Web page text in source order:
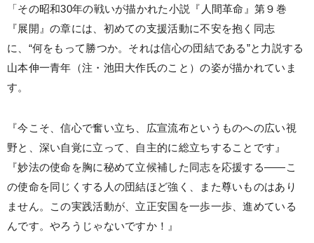
「その昭和30年の戦いが描かれた小説『人間革命』第９巻
『展開』の章には、初めての支援活動に不安を抱く同志
に、“何をもって勝つか。それは信心の団結である”と力説する
山本伸一青年（注・池田大作氏のこと）の姿が描かれていま
す。
『今こそ、信心で奮い立ち、広宣流布というものへの広い視
野と、深い自覚に立って、自主的に総立ちすることです』
『妙法の使命を胸に秘めて立候補した同志を応援する――こ
の使命を同じくする人の団結ほど強く、また尊いものはあり
ません。この実践活動が、立正安国を一歩一歩、進めている
んです。やろうじゃないですか！』